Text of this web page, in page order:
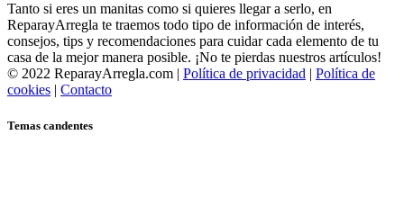
Tanto si eres un manitas como si quieres llegar a serlo, en
ReparayArregla te traemos todo tipo de información de interés,
consejos, tips y recomendaciones para cuidar cada elemento de tu
casa de la mejor manera posible. ¡No te pierdas nuestros artículos!
© 2022 ReparayArregla.com | Política de privacidad | Política de
cookies | Contacto
Temas candentes